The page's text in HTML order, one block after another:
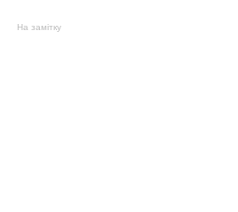
На замітку